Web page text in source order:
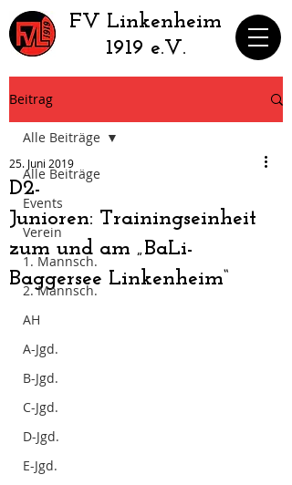
​FV Linkenheim
1919 e.V.
Beitrag
Alle Beiträge
Events
Verein
1. Mannsch.
2. Mannsch.
AH
A-Jgd.
B-Jgd.
C-Jgd.
D-Jgd.
E-Jgd.
Alle Beiträge
D2-
Junioren: Trainingseinheit
zum und am „BaLi-
Baggersee Linkenheim“
25. Juni 2019